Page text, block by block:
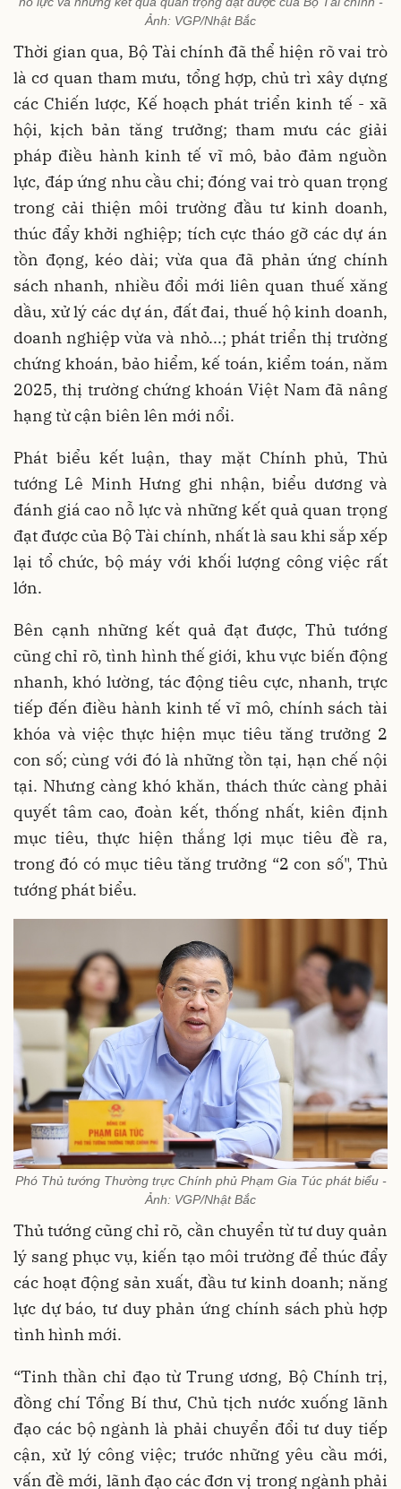
Ảnh: VGP/Nhật Bắc
Thời gian qua, Bộ Tài chính đã thể hiện rõ vai trò
là cơ quan tham mưu, tổng hợp, chủ trì xây dựng
các Chiến lược, Kế hoạch phát triển kinh tế - xã
hội, kịch bản tăng trưởng; tham mưu các giải
pháp điều hành kinh tế vĩ mô, bảo đảm nguồn
lực, đáp ứng nhu cầu chi; đóng vai trò quan trọng
trong cải thiện môi trường đầu tư kinh doanh,
thúc đẩy khởi nghiệp; tích cực tháo gỡ các dự án
tồn đọng, kéo dài; vừa qua đã phản ứng chính
sách nhanh, nhiều đổi mới liên quan thuế xăng
dầu, xử lý các dự án, đất đai, thuế hộ kinh doanh,
doanh nghiệp vừa và nhỏ...; phát triển thị trường
chứng khoán, bảo hiểm, kế toán, kiểm toán, năm
2025, thị trường chứng khoán Việt Nam đã nâng
hạng từ cận biên lên mới nổi.
Phát biểu kết luận, thay mặt Chính phủ, Thủ
tướng Lê Minh Hưng ghi nhận, biểu dương và
đánh giá cao nỗ lực và những kết quả quan trọng
đạt được của Bộ Tài chính, nhất là sau khi sắp xếp
lại tổ chức, bộ máy với khối lượng công việc rất
lớn.
Bên cạnh những kết quả đạt được, Thủ tướng
cũng chỉ rõ, tình hình thế giới, khu vực biến động
nhanh, khó lường, tác động tiêu cực, nhanh, trực
tiếp đến điều hành kinh tế vĩ mô, chính sách tài
khóa và việc thực hiện mục tiêu tăng trưởng 2
con số; cùng với đó là những tồn tại, hạn chế nội
tại. Nhưng càng khó khăn, thách thức càng phải
quyết tâm cao, đoàn kết, thống nhất, kiên định
mục tiêu, thực hiện thắng lợi mục tiêu đề ra,
trong đó có mục tiêu tăng trưởng “2 con số", Thủ
tướng phát biểu.
Phó Thủ tướng Thường trực Chính phủ Phạm Gia Túc phát biểu -
Ảnh: VGP/Nhật Bắc
Thủ tướng cũng chỉ rõ, cần chuyển từ tư duy quản
lý sang phục vụ, kiến tạo môi trường để thúc đẩy
các hoạt động sản xuất, đầu tư kinh doanh; năng
lực dự báo, tư duy phản ứng chính sách phù hợp
tình hình mới.
“Tinh thần chỉ đạo từ Trung ương, Bộ Chính trị,
đồng chí Tổng Bí thư, Chủ tịch nước xuống lãnh
đạo các bộ ngành là phải chuyển đổi tư duy tiếp
cận, xử lý công việc; trước những yêu cầu mới,
vấn đề mới, lãnh đạo các đơn vị trong ngành phải